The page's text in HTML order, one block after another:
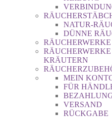
NATUR-
DÜNNE
KRÄUTERN
MEIN
FÜR
VERSAND
RÜCKGABE